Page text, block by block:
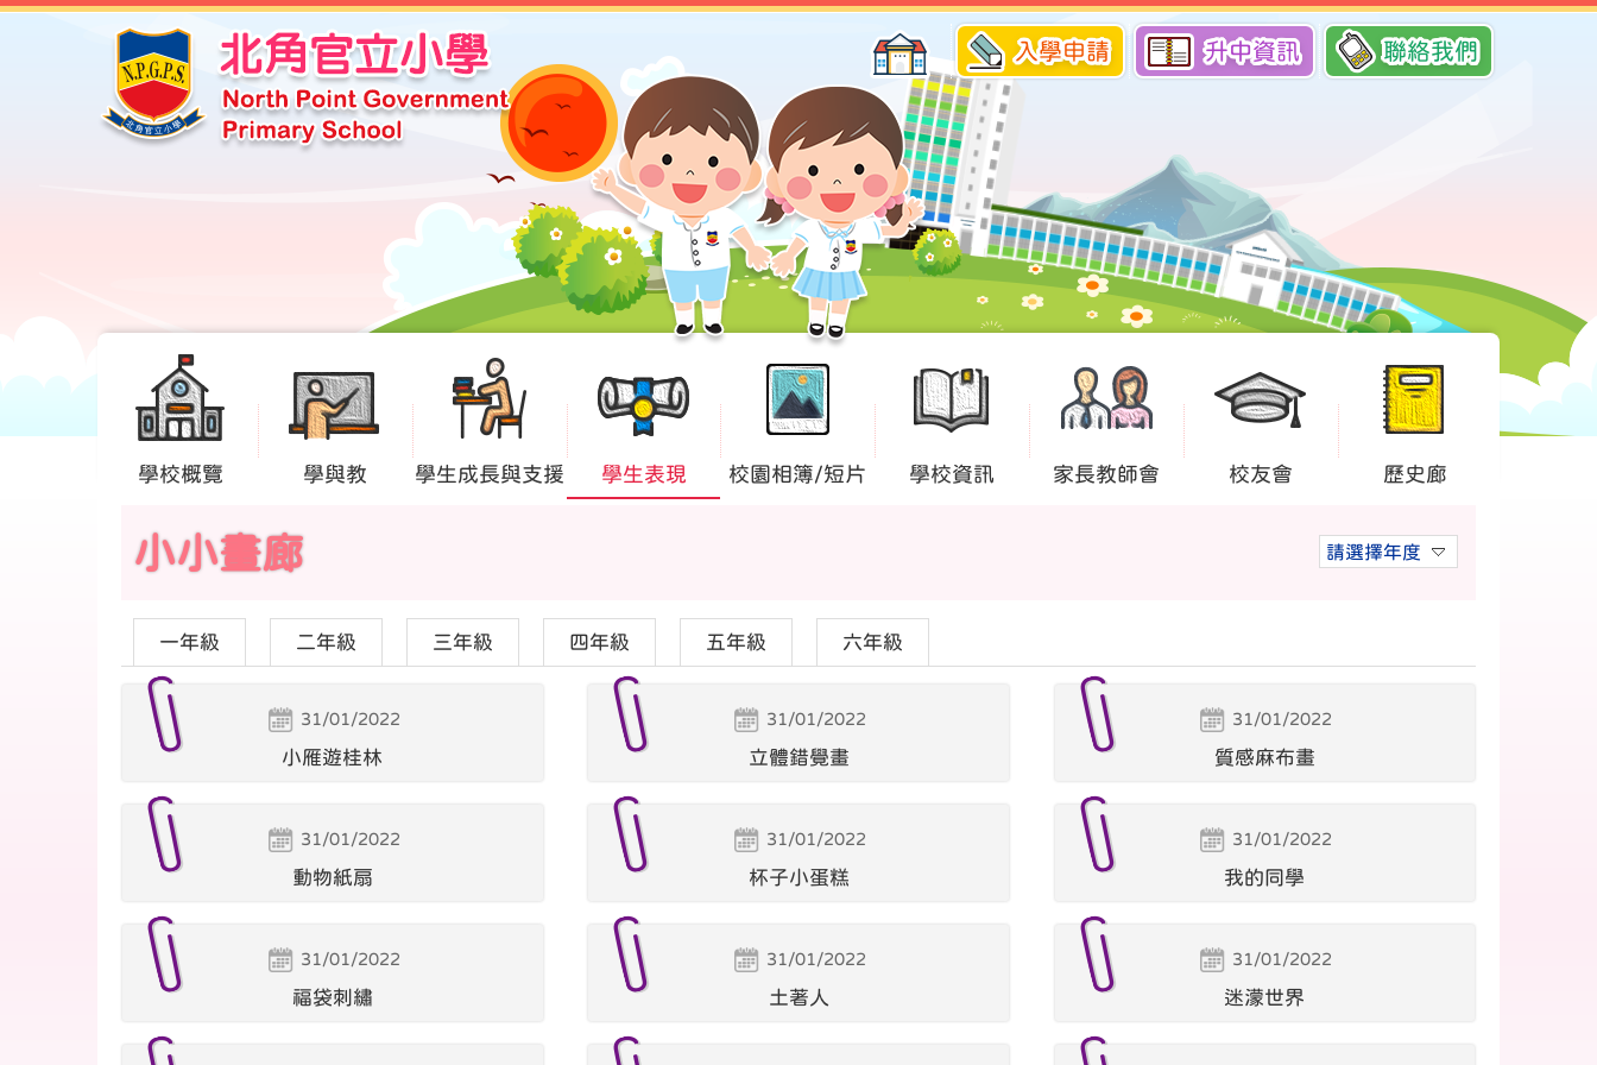
入學申請 升中資訊 聯絡我們
學校概覽 學與教 學生成長與支援 學生表現 校園相簿/短片 學校資訊 家長教師會 校友會 歷史廊
請選擇年度
小小畫廊
一年級 二年級 三年級 四年級 五年級 六年級
31/01/2022
小雁遊桂林
31/01/2022
立體錯覺畫
31/01/2022
質感麻布畫
31/01/2022
動物紙扇
31/01/2022
杯子小蛋糕
31/01/2022
我的同學
31/01/2022
福袋刺繡
31/01/2022
土著人
31/01/2022
迷濛世界